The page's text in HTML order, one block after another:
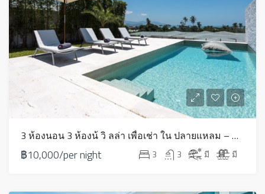
3 ห้องนอน 3 ห้องน้ วิ ลล่า เพื่อเช่า ใน ปลายแหลม – HV0242
฿10,000/per night 3 3 มี มี